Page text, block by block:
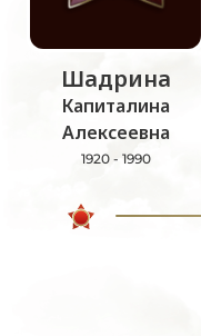
Шадрина
Капиталина
Алексеевна
1920 - 1990